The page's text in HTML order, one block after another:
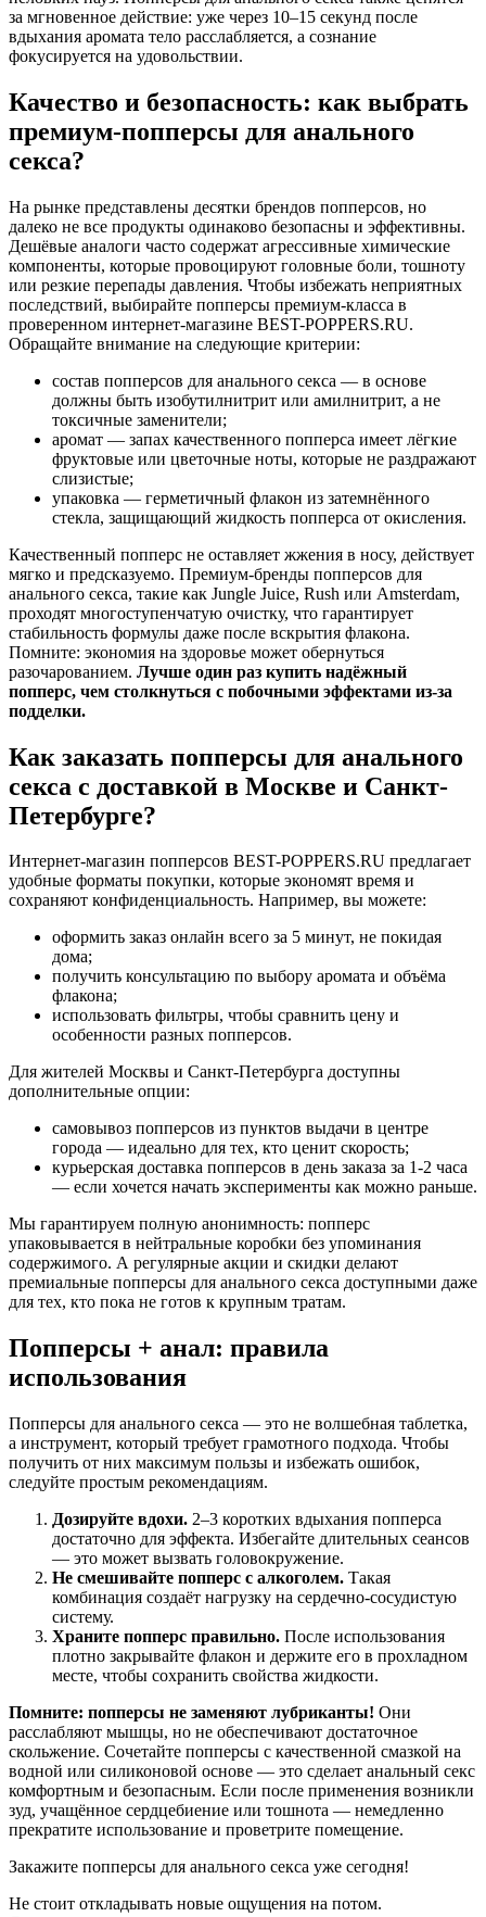
за мгновенное действие: уже через 10–15 секунд после
вдыхания аромата тело расслабляется, а сознание
фокусируется на удовольствии.
Качество и безопасность: как выбрать
премиум-попперсы для анального
секса?
На рынке представлены десятки брендов попперсов, но
далеко не все продукты одинаково безопасны и эффективны.
Дешёвые аналоги часто содержат агрессивные химические
компоненты, которые провоцируют головные боли, тошноту
или резкие перепады давления. Чтобы избежать неприятных
последствий, выбирайте попперсы премиум-класса в
проверенном интернет-магазине BEST-POPPERS.RU.
Обращайте внимание на следующие критерии:
состав попперсов для анального секса — в основе
должны быть изобутилнитрит или амилнитрит, а не
токсичные заменители;
аромат — запах качественного попперса имеет лёгкие
фруктовые или цветочные ноты, которые не раздражают
слизистые;
упаковка — герметичный флакон из затемнённого
стекла, защищающий жидкость попперса от окисления.
Качественный попперс не оставляет жжения в носу, действует
мягко и предсказуемо. Премиум-бренды попперсов для
анального секса, такие как Jungle Juice, Rush или Amsterdam,
проходят многоступенчатую очистку, что гарантирует
стабильность формулы даже после вскрытия флакона.
Помните: экономия на здоровье может обернуться
разочарованием. Лучше один раз купить надёжный
попперс, чем столкнуться с побочными эффектами из-за
подделки.
Как заказать попперсы для анального
секса с доставкой в Москве и Санкт-
Петербурге?
Интернет-магазин попперсов BEST-POPPERS.RU предлагает
удобные форматы покупки, которые экономят время и
сохраняют конфиденциальность. Например, вы можете:
оформить заказ онлайн всего за 5 минут, не покидая
дома;
получить консультацию по выбору аромата и объёма
флакона;
использовать фильтры, чтобы сравнить цену и
особенности разных попперсов.
Для жителей Москвы и Санкт-Петербурга доступны
дополнительные опции:
самовывоз попперсов из пунктов выдачи в центре
города — идеально для тех, кто ценит скорость;
курьерская доставка попперсов в день заказа за 1-2 часа
— если хочется начать эксперименты как можно раньше.
Мы гарантируем полную анонимность: попперс
упаковывается в нейтральные коробки без упоминания
содержимого. А регулярные акции и скидки делают
премиальные попперсы для анального секса доступными даже
для тех, кто пока не готов к крупным тратам.
Попперсы + анал: правила
использования
Попперсы для анального секса — это не волшебная таблетка,
а инструмент, который требует грамотного подхода. Чтобы
получить от них максимум пользы и избежать ошибок,
следуйте простым рекомендациям.
Дозируйте вдохи. 2–3 коротких вдыхания попперса
достаточно для эффекта. Избегайте длительных сеансов
— это может вызвать головокружение.
Не смешивайте попперс с алкоголем. Такая
комбинация создаёт нагрузку на сердечно-сосудистую
систему.
Храните попперс правильно. После использования
плотно закрывайте флакон и держите его в прохладном
месте, чтобы сохранить свойства жидкости.
Помните: попперсы не заменяют лубриканты! Они
расслабляют мышцы, но не обеспечивают достаточное
скольжение. Сочетайте попперсы с качественной смазкой на
водной или силиконовой основе — это сделает анальный секс
комфортным и безопасным. Если после применения возникли
зуд, учащённое сердцебиение или тошнота — немедленно
прекратите использование и проветрите помещение.
Закажите попперсы для анального секса уже сегодня!
Не стоит откладывать новые ощущения на потом.